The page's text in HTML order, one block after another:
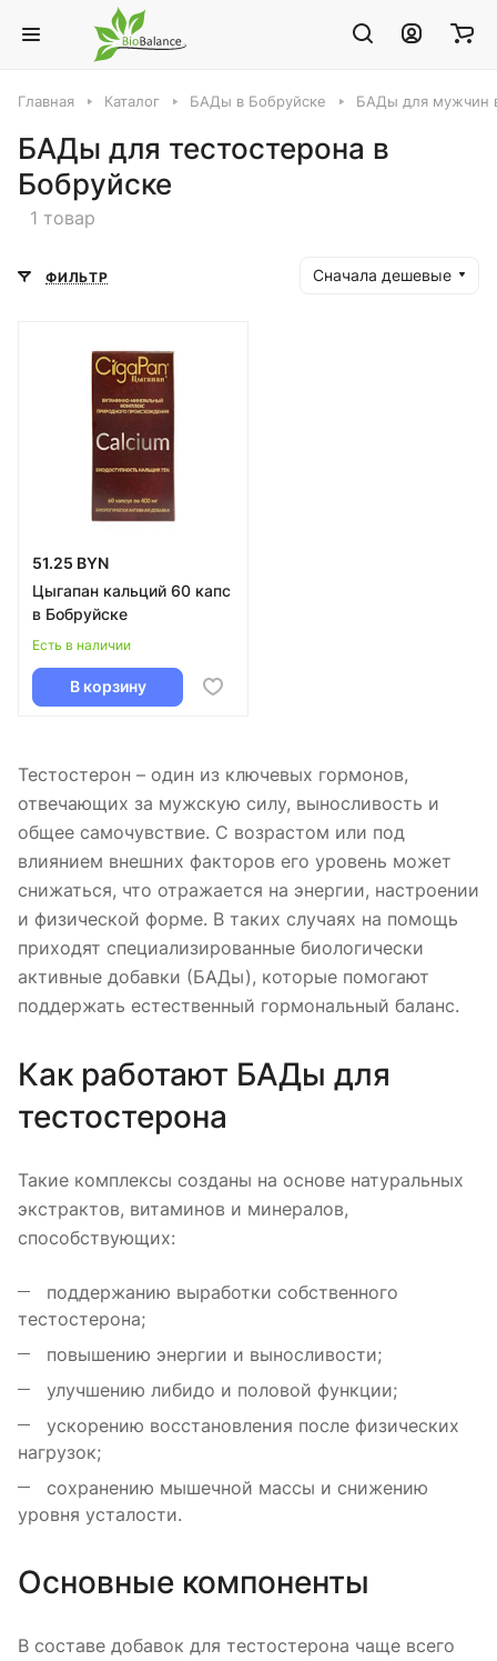
Главная Каталог БАДы в Бобруйске БАДы для мужчин
БАДы для тестостерона в
Бобруйске
1 товар
ФИЛЬТР Сначала дешевые
51.25 BYN
Цыгапан кальций 60 капс
в Бобруйске
Есть в наличии
В корзину
Тестостерон – один из ключевых гормонов,
отвечающих за мужскую силу, выносливость и
общее самочувствие. С возрастом или под
влиянием внешних факторов его уровень может
снижаться, что отражается на энергии, настроении
и физической форме. В таких случаях на помощь
приходят специализированные биологически
активные добавки (БАДы), которые помогают
поддержать естественный гормональный баланс.
Как работают БАДы для
тестостерона
Такие комплексы созданы на основе натуральных
экстрактов, витаминов и минералов,
способствующих:
поддержанию выработки собственного
тестостерона;
повышению энергии и выносливости;
улучшению либидо и половой функции;
ускорению восстановления после физических
нагрузок;
сохранению мышечной массы и снижению
уровня усталости.
Основные компоненты
В составе добавок для тестостерона чаще всего